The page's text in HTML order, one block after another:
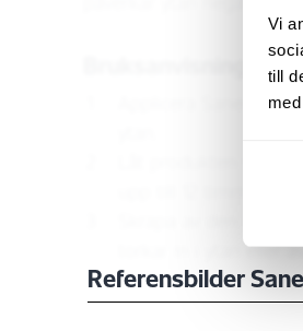
Vi
till
Applicera Sanera
Låt produkten
Skrapa av den lösa
torkar in i ytan eller
Referensbilder